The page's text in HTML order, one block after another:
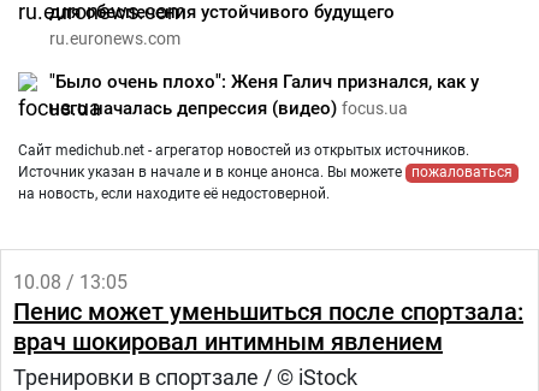
для обеспечения устойчивого будущего
ru.euronews.com
"Было очень плохо": Женя Галич признался, как у
него началась депрессия (видео) focus.ua
Сайт medichub.net - агрегатор новостей из открытых источников.
Источник указан в начале и в конце анонса. Вы можете
пожаловаться
на новость, если находите её недостоверной.
10.08 / 13:05
Пенис может уменьшиться после спортзала:
врач шокировал интимным явлением
Тренировки в спортзале / © iStock